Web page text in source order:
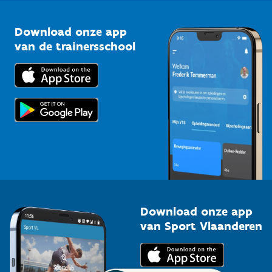
Bedrijven
Trainers en begeleiders
Topsporters
Vlaamse Trainersschool
Kennisplatform
Downloads
Voor de pers
Download onze app
van de trainersschool
Download onze app
van Sport Vlaanderen